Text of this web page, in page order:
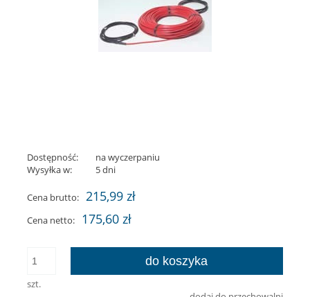
Dostępność:
na wyczerpaniu
Wysyłka w:
5 dni
Cena brutto: 215,99 zł
Cena netto: 175,60 zł
szt.
do koszyka